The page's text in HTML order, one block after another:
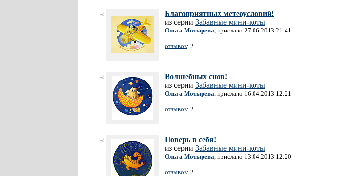
Благоприятных метеоусловий!
из серии Забавные мини-коты
Ольга Мотырева, прислано 27.06.2013 21:41
отзывов: 2
Волшебных снов!
из серии Забавные мини-коты
Ольга Мотырева, прислано 16.04.2013 12:21
отзывов: 2
Поверь в себя!
из серии Забавные мини-коты
Ольга Мотырева, прислано 13.04.2013 12:20
отзывов: 2